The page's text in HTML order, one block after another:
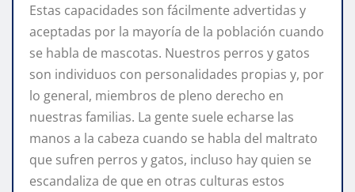
Estas capacidades son fácilmente advertidas y
aceptadas por la mayoría de la población cuando
se habla de mascotas. Nuestros perros y gatos
son individuos con personalidades propias y, por
lo general, miembros de pleno derecho en
nuestras familias. La gente suele echarse las
manos a la cabeza cuando se habla del maltrato
que sufren perros y gatos, incluso hay quien se
escandaliza de que en otras culturas estos